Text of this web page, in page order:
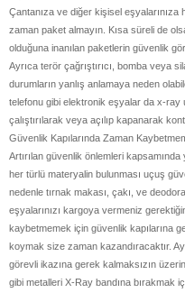
Çantanıza ve diğer kişisel eşyalarınıza
zaman paket almayın. Kısa süreli de
olduğuna inanılan paketlerin güvenlik
Ayrıca terör çağrıştırıcı, bomba veya
durumların yanlış anlamaya neden
telefonu gibi elektronik eşyalar da x-ray
çalıştırılarak veya açılıp kapanarak
Güvenlik Kapılarında Zaman
Artırılan güvenlik önlemleri
her türlü materyalin bulunması uçuş
nedenle tırnak makası, çakı, ve
eşyalarınızı kargoya vermeniz
kaybetmemek için güvenlik kapılarına
koymak size zaman kazandıracaktır.
görevli ikazına gerek kalmaksızın
gibi metalleri X-Ray bandına bırakmak